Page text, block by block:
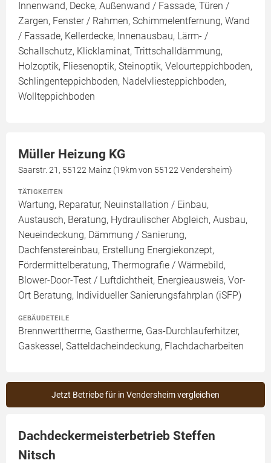
Innenwand, Decke, Außenwand / Fassade, Türen /
Zargen, Fenster / Rahmen, Schimmelentfernung, Wand
/ Fassade, Kellerdecke, Innenausbau, Lärm- /
Schallschutz, Klicklaminat, Trittschalldämmung,
Holzoptik, Fliesenoptik, Steinoptik, Velourteppichboden,
Schlingenteppichboden, Nadelvliesteppichboden,
Wollteppichboden
Müller Heizung KG
Saarstr. 21, 55122 Mainz (19km von 55122 Vendersheim)
TÄTIGKEITEN
Wartung, Reparatur, Neuinstallation / Einbau,
Austausch, Beratung, Hydraulischer Abgleich, Ausbau,
Neueindeckung, Dämmung / Sanierung,
Dachfenstereinbau, Erstellung Energiekonzept,
Fördermittelberatung, Thermografie / Wärmebild,
Blower-Door-Test / Luftdichtheit, Energieausweis, Vor-
Ort Beratung, Individueller Sanierungsfahrplan (iSFP)
GEBÄUDETEILE
Brennwerttherme, Gastherme, Gas-Durchlauferhitzer,
Gaskessel, Satteldacheindeckung, Flachdacharbeiten
Jetzt Betriebe für in Vendersheim vergleichen
Dachdeckermeisterbetrieb Steffen
Nitsch